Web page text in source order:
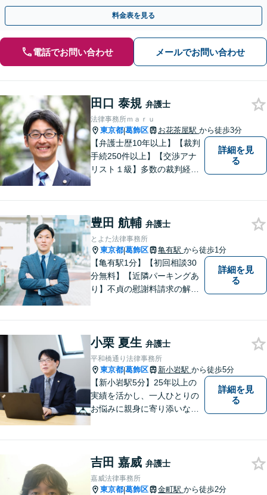
ンセラーと連携し、生前対策のご相談も
料金表を見る
電話でお問い合わせ メールでお問い合わせ
田口 泰規 弁護士
法律事務所ｍａｒｕ
東京都|葛飾区 お花茶屋駅 から徒歩3分
【弁護士歴10年以上】【裁判
手続250件以上】【交渉アナ
リスト１級】多数の裁判経験
す。＜離婚、相続、交通事
故、企業法務、不動産等＞
【お花茶屋駅徒歩3分】
詳細を見
る
豊田 航輔 弁護士
とよた法律事務所
東京都|葛飾区 亀有駅 から徒歩1分
【亀有駅1分】【初回相談30
分無料】【近隣パーキングあ
り】不貞の慰謝料請求の解決
り添い、解決へ向けて尽力し
ます。
詳細を見
る
小栗 夏生 弁護士
平和橋通り法律事務所
東京都|葛飾区 新小岩駅 から徒歩5分
【新小岩駅5分】25年以上の
実績を活かし、一人ひとりの
お悩みに親身に寄り添いなが
や未来を見据えたサポートを
大切にしています。【休日や
夜間相談も柔軟に対応】【WE
詳細を見
る
吉田 嘉威 弁護士
嘉威法律事務所
東京都|葛飾区 金町駅 から徒歩2分